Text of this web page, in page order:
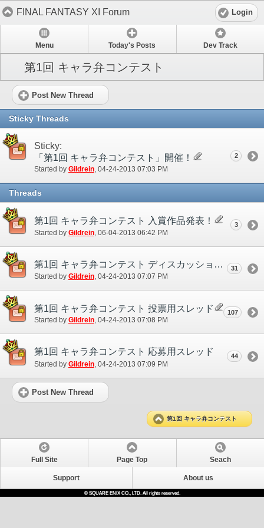
FINAL FANTASY XI Forum Login
Menu Today's Posts Dev Track
第1回 キャラ弁コンテスト
Post New Thread
Sticky Threads
Sticky:
「第1回 キャラ弁コンテスト」開催！
Started by Gildrein‎, 04-24-2013 07:03 PM
2
Threads
第1回 キャラ弁コンテスト 入賞作品発表！
Started by Gildrein ‎, 06-04-2013 06:42 PM
3
第1回 キャラ弁コンテスト ディスカッションスレッド
Started by Gildrein‎, 04-24-2013 07:07 PM
31
第1回 キャラ弁コンテスト 投票用スレッド
Started by Gildrein‎, 04-24-2013 07:08 PM
107
第1回 キャラ弁コンテスト 応募用スレッド
Started by Gildrein ‎, 04-24-2013 07:09 PM
44
Post New Thread
第1回 キャラ弁コンテスト
Full Site Page Top Seach
Support About us
© SQUARE ENIX CO., LTD. All rights reserved.